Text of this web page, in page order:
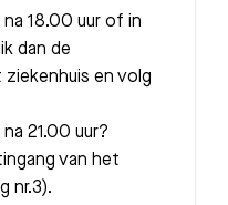
18.00 uur of in
dan de
en volg
21.00 uur?
van het
nr.3).